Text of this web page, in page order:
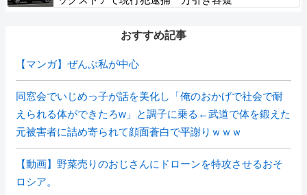
おすすめ記事
【マンガ】ぜんぶ私が中心
同窓会でいじめっ子が話を美化し「俺のおかげで社会で耐
えられる体ができたろw」と調子に乗る←武道で体を鍛えた
元被害者に詰め寄られて顔面蒼白で平謝りｗｗｗ
【動画】野菜売りのおじさんにドローンを特攻させるおそ
ロシア。